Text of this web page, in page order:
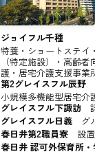
ジョイフル千種
特養・ショートステイ
（特定施設）・高齢
護・居宅介護支援事業
第2グレイスフル辰野
小規模多機能型居宅介
グレイスフル下諏訪認
グレイスフル日義グル
春日井第2職員寮設置
春日井 認可外保育所